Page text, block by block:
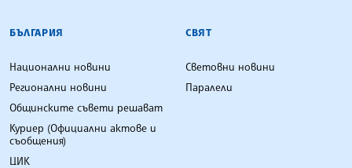
БЪЛГАРСКА ТЕЛЕГРАФНА АГЕНЦИЯ
БЪЛГАРИЯ
Национални новини
Регионални новини
Общинските съвети решават
Куриер (Официални актове и
съобщения)
ЦИК
СВЯТ
Световни новини
Паралели